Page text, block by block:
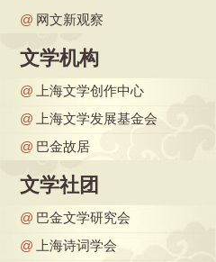
@ 网文新观察
文学机构
@
上海文学创作中心
@
上海文学发展基金会
@ 巴金故居
文学社团
@ 巴金文学研究会
@
上海诗词学会